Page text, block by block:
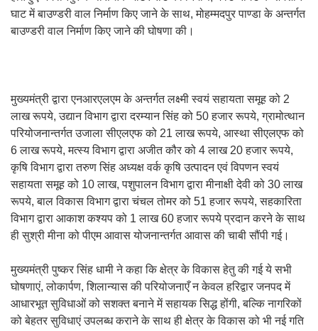
घाट में बाउण्डरी वाल निर्माण किए जाने के साथ, मोहम्मदपुर पाण्डा के अन्तर्गत
बाउण्डरी वाल निर्माण किए जाने की घोषणा की।
मुख्यमंत्री द्वारा एनआरएलएम के अन्तर्गत लक्ष्मी स्वयं सहायता समूह को 2
लाख रूपये, उद्यान विभाग द्वारा दरम्यान सिंह को 50 हजार रूपये, ग्रामोत्थान
परियोजनान्तर्गत उजाला सीएलएफ को 21 लाख रूपये, आस्था सीएलएफ को
6 लाख रूपये, मत्स्य विभाग द्वारा अजीत कौर को 4 लाख 20 हजार रूपये,
कृषि विभाग द्वारा तरुण सिंह अध्यक्ष वर्क कृषि उत्पादन एवं विपणन स्वयं
सहायता समूह को 10 लाख, पशुपालन विभाग द्वारा मीनाक्षी देवी को 30 लाख
रूपये, बाल विकास विभाग द्वारा चंचल तोमर को 51 हजार रूपये, सहकारिता
विभाग द्वारा आकाश कश्यप को 1 लाख 60 हजार रूपये प्रदान करने के साथ
ही सुश्री मीना को पीएम आवास योजनान्तर्गत आवास की चाबी सौंपी गई।
मुख्यमंत्री पुष्कर सिंह धामी ने कहा कि क्षेत्र के विकास हेतु की गई ये सभी
घोषणाएं, लोकार्पण, शिलान्यास की परियोजनाएँ न केवल हरिद्वार जनपद में
आधारभूत सुविधाओं को सशक्त बनाने में सहायक सिद्ध होंगी, बल्कि नागरिकों
को बेहतर सुविधाएं उपलब्ध कराने के साथ ही क्षेत्र के विकास को भी नई गति